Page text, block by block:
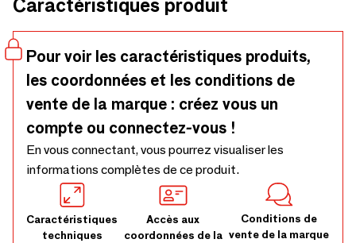
Caractéristiques produit
Pour voir les caractéristiques produits,
les coordonnées et les conditions de
vente de la marque : créez vous un
compte ou connectez-vous !
En vous connectant, vous pourrez visualiser les
informations complètes de ce produit.
Caractéristiques
techniques
Accès aux
coordonnées de la
Conditions de
vente de la marque